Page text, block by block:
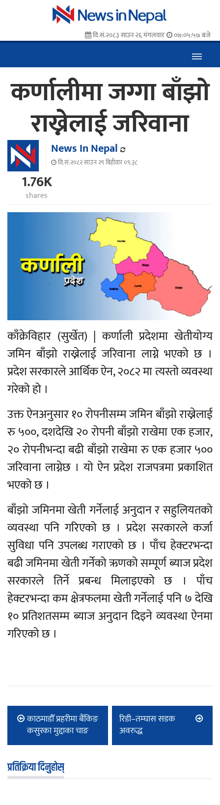
वि.सं.२०८३ साउन २६ मंगलवार ०७:०५:५८ बजे
कर्णालीमा जग्गा बाँझो
राख्नेलाई जरिवाना
News In Nepal
वि.सं.२०८२ साउन २९ बिहीवार ०९:३८
1.76K
shares
काँक्रेविहार (सुर्खेत) | कर्णाली प्रदेशमा खेतीयोग्य
जमिन बाँझो राख्नेलाई जरिवाना लाग्ने भएको छ ।
प्रदेश सरकारले आर्थिक ऐन, २०८२ मा त्यस्तो व्यवस्था
गरेको हो ।
उक्त ऐनअनुसार १० रोपनीसम्म जमिन बाँझो राख्नेलाई
रु ५००, दशदेखि २० रोपनी बाँझो राखेमा एक हजार,
२० रोपनीभन्दा बढी बाँझो राखेमा रु एक हजार ५००
जरिवाना लाग्नेछ । यो ऐन प्रदेश राजपत्रमा प्रकाशित
भएको छ ।
बाँझो जमिनमा खेती गर्नेलाई अनुदान र सहुलियतको
व्यवस्था पनि गरिएको छ । प्रदेश सरकारले कर्जा
सुविधा पनि उपलब्ध गराएको छ । पाँच हेक्टरभन्दा
बढी जमिनमा खेती गर्नेको ऋणको सम्पूर्ण ब्याज प्रदेश
सरकारले तिर्ने प्रबन्ध मिलाइएको छ । पाँच
हेक्टरभन्दा कम क्षेत्रफलमा खेती गर्नेलाई पनि ७ देखि
१० प्रतिशतसम्म ब्याज अनुदान दिइने व्यवस्था ऐनमा
गरिएको छ ।
काठमाडौँ प्रहरीमा बैंकिङ
कसुरका मुद्दाका चाङ
रिडी–तम्घास सडक
अवरुद्ध
प्रतिक्रिया दिनुहोस्